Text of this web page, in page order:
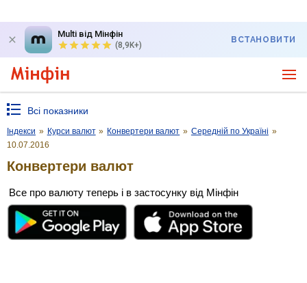
Multi від Мінфін
(8,9K+)
ВСТАНОВИТИ
Всі показники
Індекси » Курси валют » Конвертери валют » Середній по Україні »
10.07.2016
Конвертери валют
Все про валюту теперь і в застосунку від Мінфін